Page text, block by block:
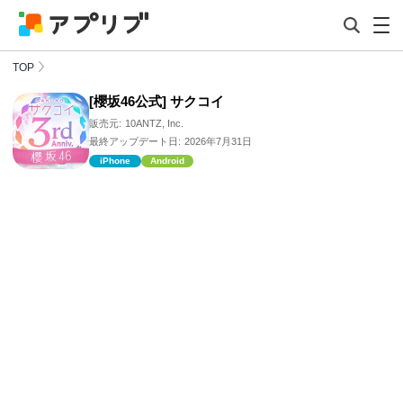
TOP
[櫻坂46公式] サクコイ
販売元: 10ANTZ, Inc.
最終アップデート日: 2026年7月31日
iPhone Android